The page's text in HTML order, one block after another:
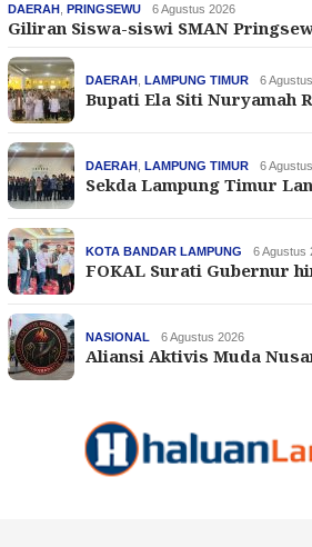
DAERAH PRINGSEWU 6 Agustus 2026
Giliran Siswa-siswi SMAN
DAERAH LAMPUNG TIMUR 6
Bupati Ela Siti Nuryamah
DAERAH LAMPUNG TIMUR 6
Sekda Lampung Timur
KOTA BANDAR LAMPUNG 6 Agustus
FOKAL Surati Gubernur
NASIONAL 6 Agustus 2026
Aliansi Aktivis Muda